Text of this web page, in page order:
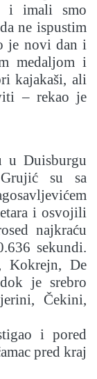
i imali smo
ne ispustim
je novi dan i
medaljom i
kajakaši, ali
– rekao je
u Duisburgu
su sa
i osvojili
najkraću
sekundi.
Kokrejn, De
je srebro
Čekini,
i pored
pred kraj